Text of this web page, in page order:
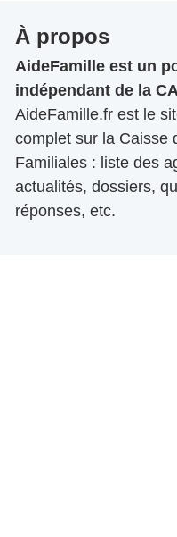
À propos
AideFamille est un
indépendant de la
AideFamille.fr est le
complet sur la Caisse
Familiales : liste des
actualités, dossiers,
réponses, etc.